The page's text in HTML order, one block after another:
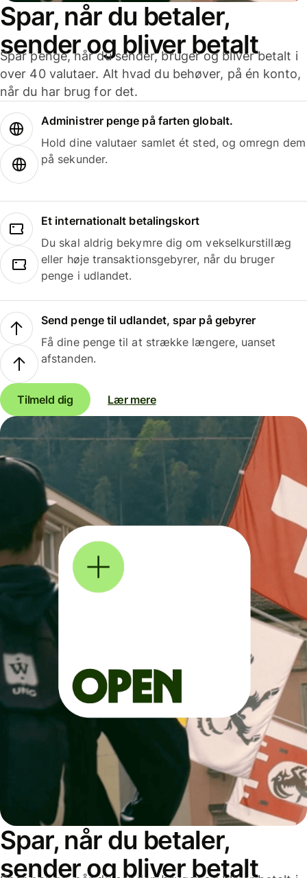
Spar, når du betaler,
sender og bliver betalt
Spar penge, når du sender, bruger og bliver betalt i
over 40 valutaer. Alt hvad du behøver, på én konto,
når du har brug for det.
Administrer penge på farten globalt.
Hold dine valutaer samlet ét sted, og omregn dem
på sekunder.
Et internationalt betalingskort
Du skal aldrig bekymre dig om vekselkurstillæg
eller høje transaktionsgebyrer, når du bruger
penge i udlandet.
Send penge til udlandet, spar på gebyrer
Få dine penge til at strække længere, uanset
afstanden.
Tilmeld dig Lær mere
Spar, når du betaler,
sender og bliver betalt